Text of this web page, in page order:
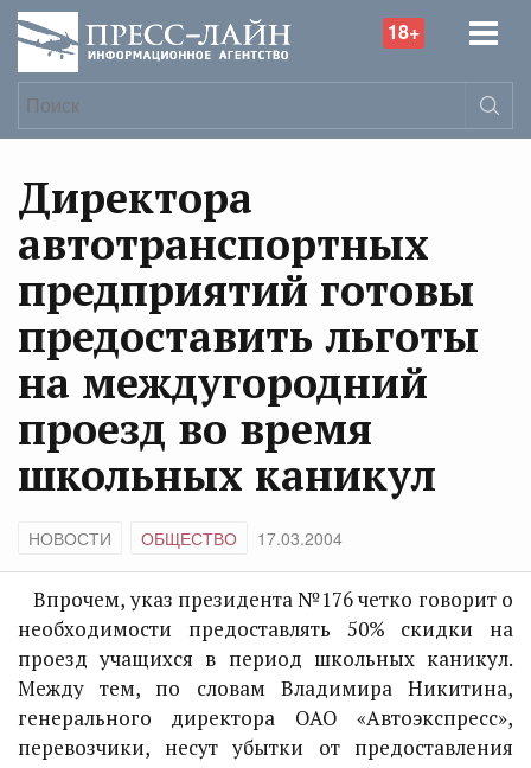
18+
Директора
автотранспортных
предприятий готовы
предоставить льготы
на междугородний
проезд во время
школьных каникул
НОВОСТИ ОБЩЕСТВО 17.03.2004
Впрочем, указ президента №176 четко говорит о
необходимости предоставлять 50% скидки на
проезд учащихся в период школьных каникул.
Между тем, по словам Владимира Никитина,
генерального директора ОАО «Автоэкспресс»,
перевозчики, несут убытки от предоставления